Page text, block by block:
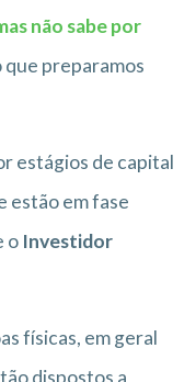
não sabe por
preparamos
estágios de capital
estão em fase
o Investidor
físicas, em geral
dispostos a